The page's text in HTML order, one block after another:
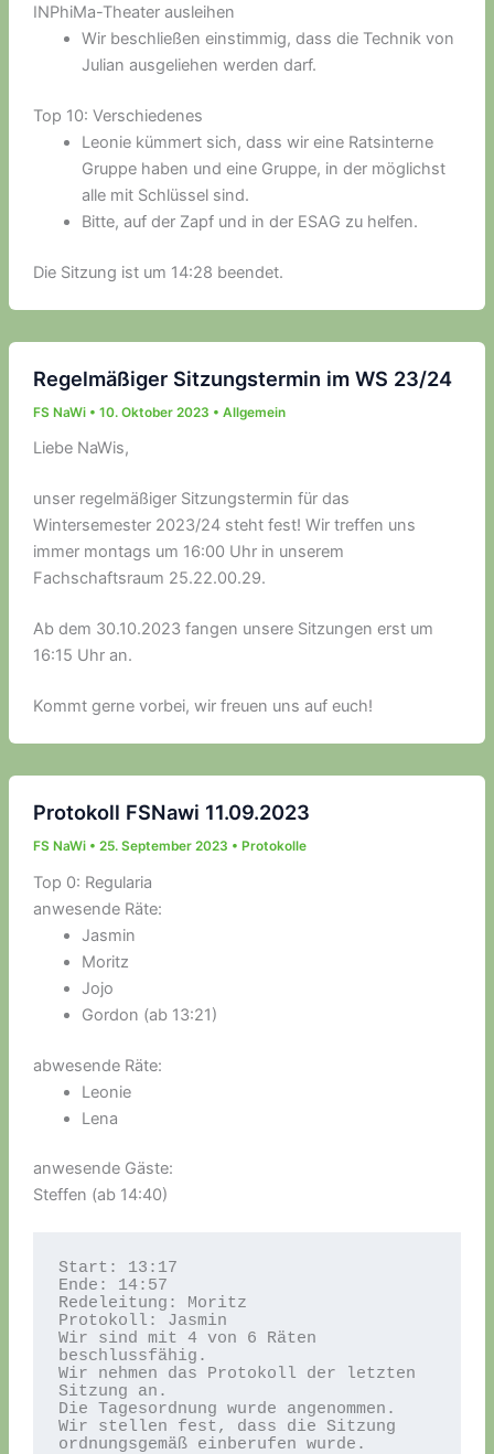
INPhiMa-Theater ausleihen
Wir beschließen einstimmig, dass die Technik von
Julian ausgeliehen werden darf.
Top 10: Verschiedenes
Leonie kümmert sich, dass wir eine Ratsinterne
Gruppe haben und eine Gruppe, in der möglichst
alle mit Schlüssel sind.
Bitte, auf der Zapf und in der ESAG zu helfen.
Die Sitzung ist um 14:28 beendet.
Regelmäßiger Sitzungstermin im WS 23/24
FS NaWi • 10. Oktober 2023 • Allgemein
Liebe NaWis,
unser regelmäßiger Sitzungstermin für das
Wintersemester 2023/24 steht fest! Wir treffen uns
immer montags um 16:00 Uhr in unserem
Fachschaftsraum 25.22.00.29.
Ab dem 30.10.2023 fangen unsere Sitzungen erst um
16:15 Uhr an.
Kommt gerne vorbei, wir freuen uns auf euch!
Protokoll FSNawi 11.09.2023
FS NaWi • 25. September 2023 • Protokolle
Top 0: Regularia
anwesende Räte:
Jasmin
Moritz
Jojo
Gordon (ab 13:21)
abwesende Räte:
Leonie
Lena
anwesende Gäste:
Steffen (ab 14:40)
Start: 13:17
Ende: 14:57
Redeleitung: Moritz
Protokoll: Jasmin
Wir sind mit 4 von 6 Räten
beschlussfähig.
Wir nehmen das Protokoll der letzten
Sitzung an.
Die Tagesordnung wurde angenommen.
Wir stellen fest, dass die Sitzung
ordnungsgemäß einberufen wurde.